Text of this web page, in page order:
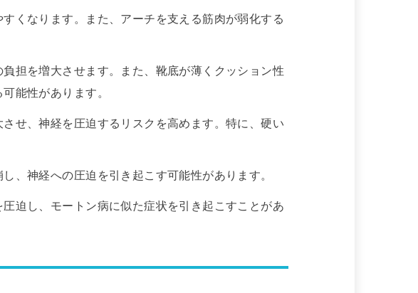
くなります。また、アーチを支える筋肉が弱化する
担を増大させます。また、靴底が薄くクッション性
能性があります。
せ、神経を圧迫するリスクを高めます。特に、硬い
、神経への圧迫を引き起こす可能性があります。
迫し、モートン病に似た症状を引き起こすことがあ